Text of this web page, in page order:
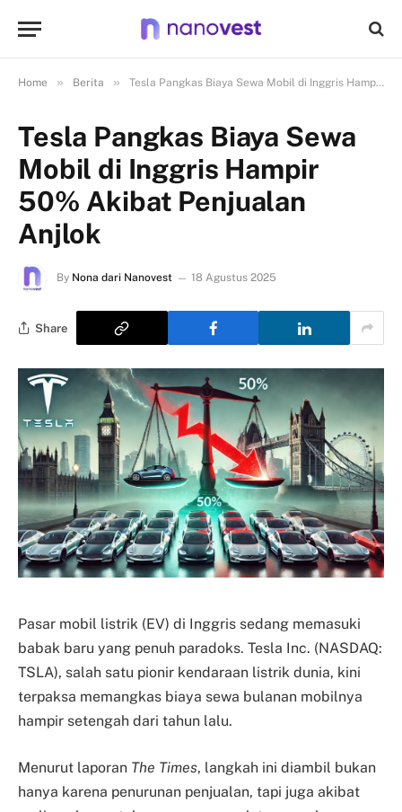
Home » Berita » Tesla Pangkas Biaya Sewa Mobil di Inggris Hampir 50% Akibat Penjualan Anjlok
Tesla Pangkas Biaya Sewa
Mobil di Inggris Hampir
50% Akibat Penjualan
Anjlok
By Nona dari Nanovest 18 Agustus 2025
Share
Pasar mobil listrik (EV) di Inggris sedang memasuki
babak baru yang penuh paradoks. Tesla Inc. (NASDAQ:
TSLA), salah satu pionir kendaraan listrik dunia, kini
terpaksa memangkas biaya sewa bulanan mobilnya
hampir setengah dari tahun lalu.
Menurut laporan The Times, langkah ini diambil bukan
hanya karena penurunan penjualan, tapi juga akibat